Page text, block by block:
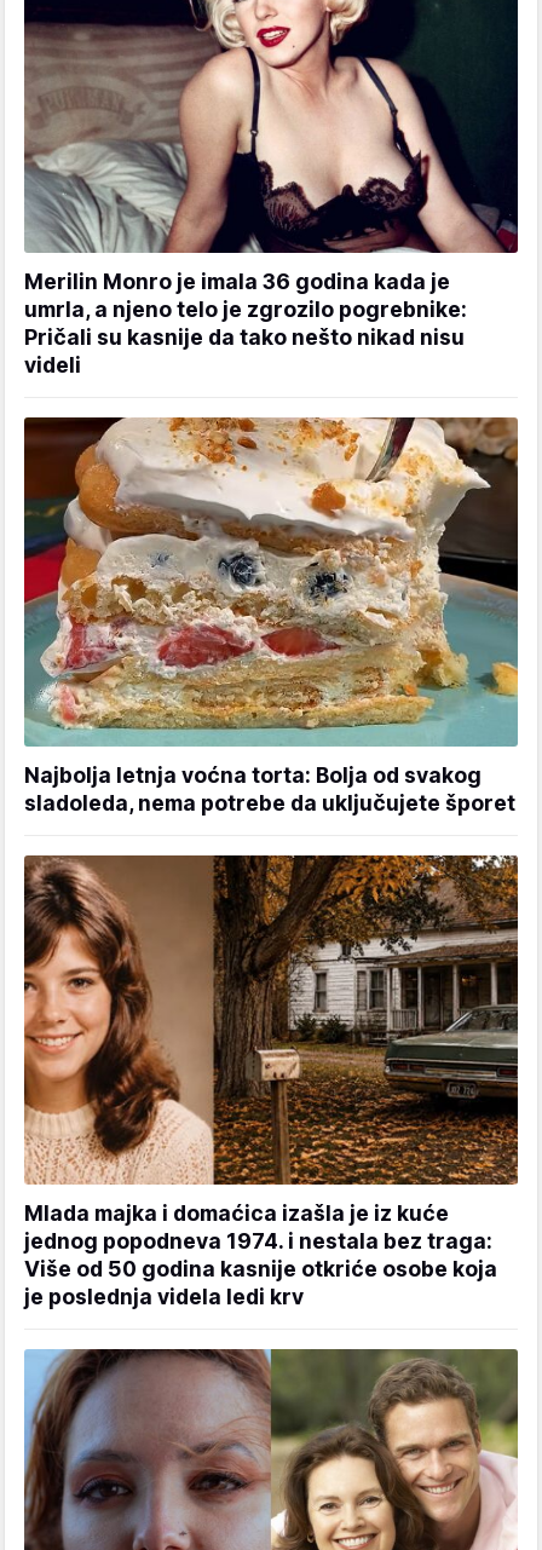
Merilin Monro je imala 36 godina kada je
umrla, a njeno telo je zgrozilo pogrebnike:
Pričali su kasnije da tako nešto nikad nisu
videli
Najbolja letnja voćna torta: Bolja od svakog
sladoleda, nema potrebe da uključujete šporet
Mlada majka i domaćica izašla je iz kuće
jednog popodneva 1974. i nestala bez traga:
Više od 50 godina kasnije otkriće osobe koja
je poslednja videla ledi krv